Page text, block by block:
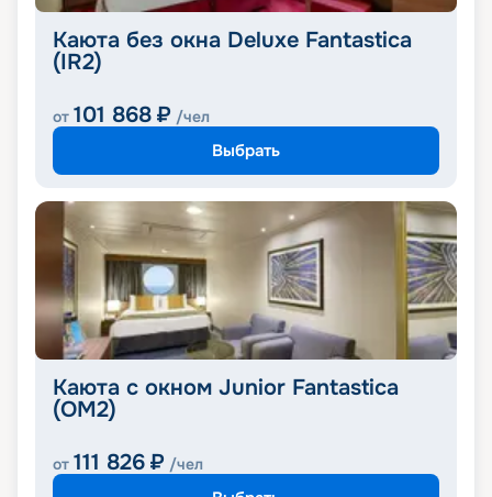
Каюта без окна Deluxe Fantastica
(IR2)
от 101 868 ₽ /чел
Выбрать
Каюта с окном Junior Fantastica
(OM2)
от 111 826 ₽ /чел